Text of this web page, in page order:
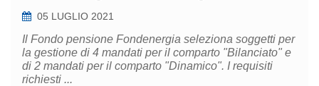
05 LUGLIO 2021
Il Fondo pensione Fondenergia seleziona soggetti per
la gestione di 4 mandati per il comparto "Bilanciato" e
di 2 mandati per il comparto "Dinamico". I requisiti
richiesti ...